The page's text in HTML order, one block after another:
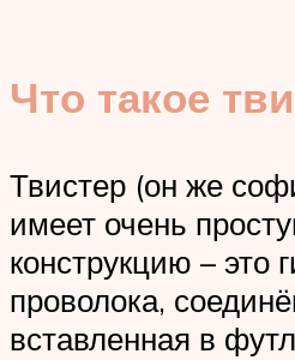
Что такое
Твистер (он же
имеет очень
конструкцию – это
проволока,
вставленная в